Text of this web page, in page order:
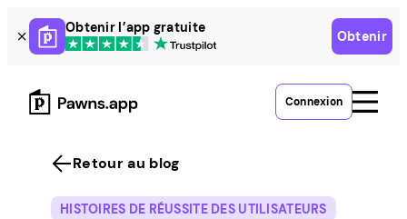
Skip
to
content
Obtenir l’app gratuite
Obtenir
Connexion
Retour au blog
HISTOIRES DE RÉUSSITE DES UTILISATEURS